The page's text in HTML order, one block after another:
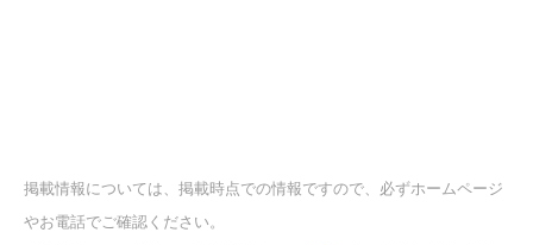
掲載情報については、掲載時点での情報ですので、必ずホームページ
やお電話でご確認ください。